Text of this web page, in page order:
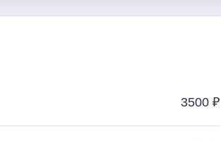
3500 ₽